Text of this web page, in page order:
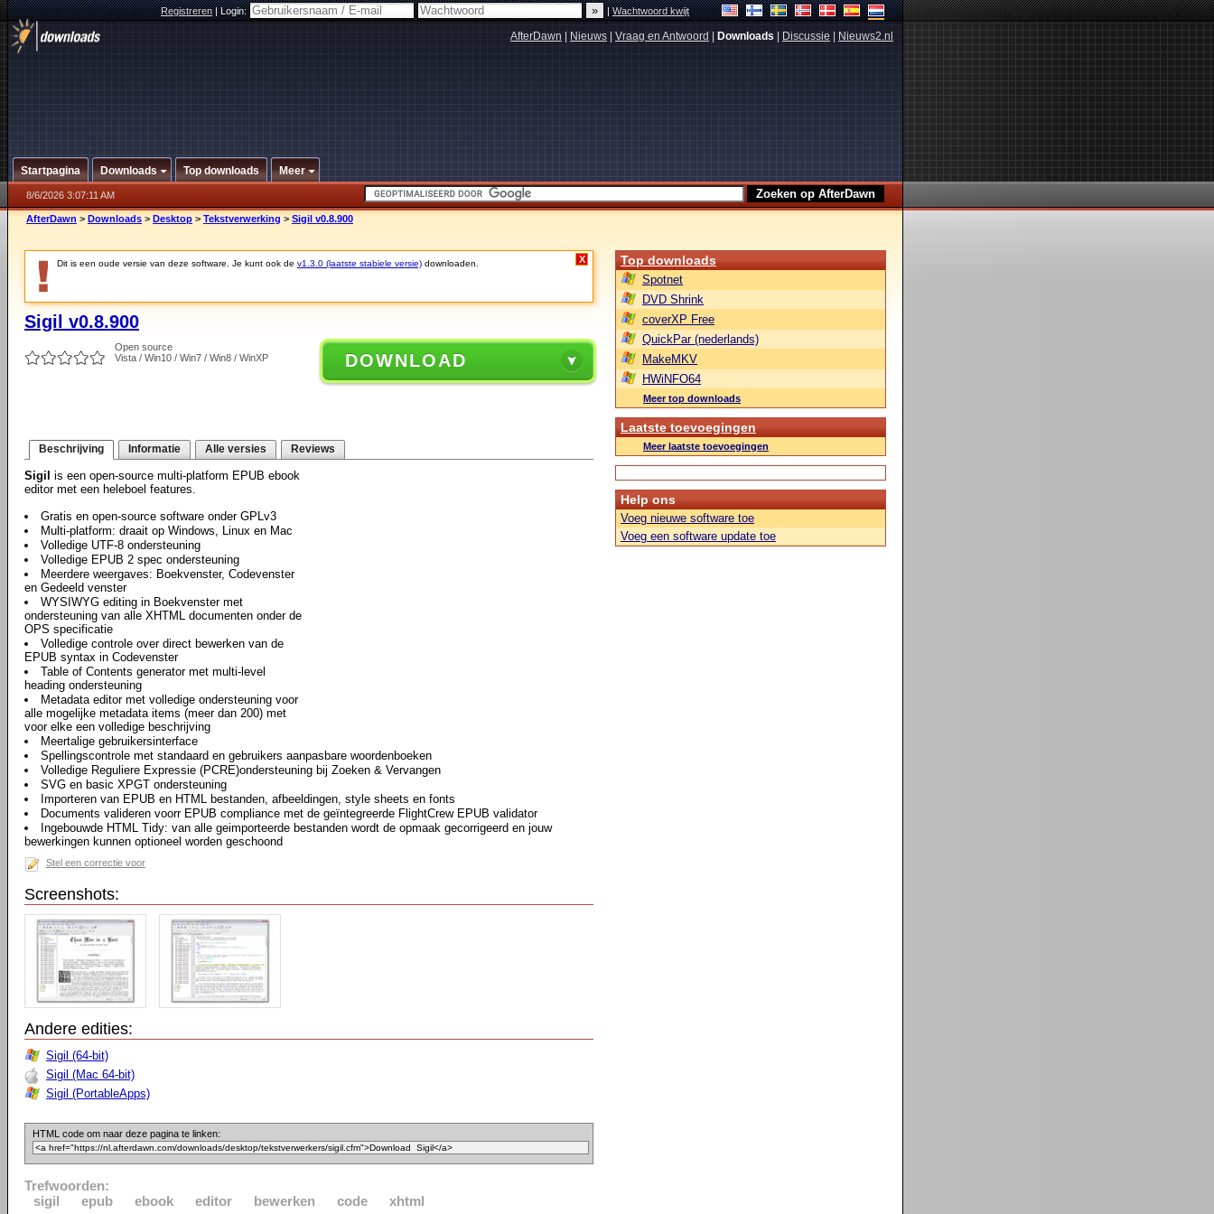
Registreren|Login: |Wachtwoord kwijt
AfterDawn Nieuws Vraag en Antwoord Downloads Discussie Nieuws2.nl
Startpagina Downloads Top downloads Meer
8/6/2026 3:07:11 AM
AfterDawn > Downloads > Desktop > Tekstverwerking > Sigil v0.8.900
Dit is een oude versie van deze software. Je kunt ook de v1.3.0 (laatste stabiele versie) downloaden. X
Sigil v0.8.900
Open source
Vista / Win10 / Win7 / Win8 / WinXP
DOWNLOAD
Beschrijving Informatie Alle versies Reviews
Sigil is een open-source multi-platform EPUB ebook
editor met een heleboel features.
Gratis en open-source software onder GPLv3
Multi-platform: draait op Windows, Linux en Mac
Volledige UTF-8 ondersteuning
Volledige EPUB 2 spec ondersteuning
Meerdere weergaves: Boekvenster, Codevenster
en Gedeeld venster
WYSIWYG editing in Boekvenster met
ondersteuning van alle XHTML documenten onder de
OPS specificatie
Volledige controle over direct bewerken van de
EPUB syntax in Codevenster
Table of Contents generator met multi-level
heading ondersteuning
Metadata editor met volledige ondersteuning voor
alle mogelijke metadata items (meer dan 200) met
voor elke een volledige beschrijving
Meertalige gebruikersinterface
Spellingscontrole met standaard en gebruikers aanpasbare woordenboeken
Volledige Reguliere Expressie (PCRE)ondersteuning bij Zoeken & Vervangen
SVG en basic XPGT ondersteuning
Importeren van EPUB en HTML bestanden, afbeeldingen, style sheets en fonts
Documents valideren voorr EPUB compliance met de geïntegreerde FlightCrew EPUB validator
Ingebouwde HTML Tidy: van alle geimporteerde bestanden wordt de opmaak gecorrigeerd en jouw
bewerkingen kunnen optioneel worden geschoond
Stel een correctie voor
Screenshots:
Andere edities:
Sigil (64-bit)
Sigil (Mac 64-bit)
Sigil (PortableApps)
HTML code om naar deze pagina te linken:
Trefwoorden:
sigil
epub ebook editor bewerken code xhtml
Top downloads
Spotnet
DVD Shrink
coverXP Free
QuickPar (nederlands)
MakeMKV
HWiNFO64
Meer top downloads
Laatste toevoegingen
Meer laatste toevoegingen
Help ons
Voeg nieuwe software toe
Voeg een software update toe